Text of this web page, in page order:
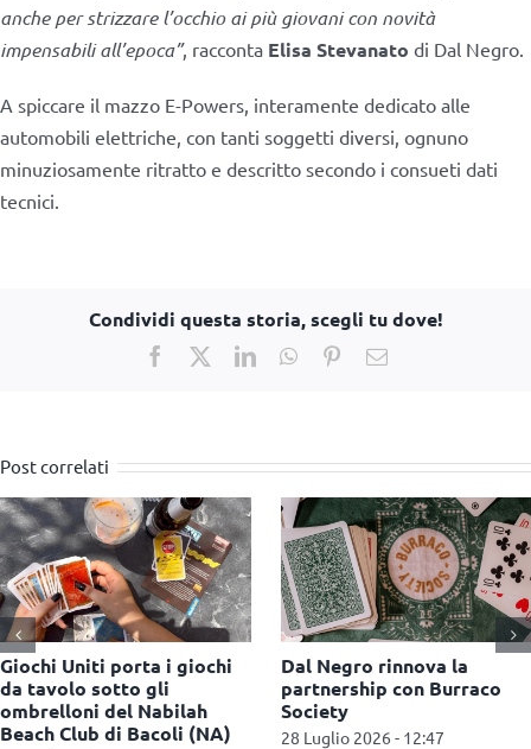
anche per strizzare l’occhio ai più giovani con novità
impensabili all’epoca”, racconta Elisa Stevanato di Dal Negro.
A spiccare il mazzo E-Powers, interamente dedicato alle
automobili elettriche, con tanti soggetti diversi, ognuno
minuziosamente ritratto e descritto secondo i consueti dati
tecnici.
Condividi questa storia, scegli tu dove!
Facebook
X LinkedInWhatsApp
PinterestEmail
Post correlati
Pokémon festeggia due
anniversari e conquista il
mercato del second-hand
27 Luglio 2026 - 11:47
Nasce Combo Festival: a
Milano il nuovo
appuntamento dedicato ai
giochi da tavolo